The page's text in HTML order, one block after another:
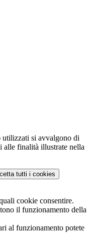
utilizzati si avvalgono di
alle finalità illustrate nella
tutti i cookies
cookie consentire.
il funzionamento della
al funzionamento potete